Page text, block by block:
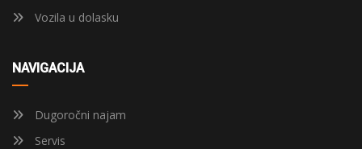
Vozila u dolasku
NAVIGACIJA
Dugoročni najam
Servis